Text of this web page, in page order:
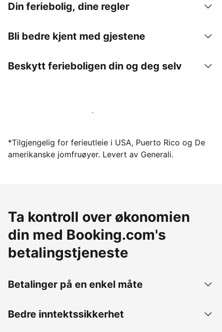
Din feriebolig, dine regler
Bli bedre kjent med gjestene
Beskytt ferieboligen din og deg selv
Lei ut ferieboligen din gjennom oss i dag
*Tilgjengelig for ferieutleie i USA, Puerto Rico og De
amerikanske jomfruøyer. Levert av Generali.
Ta kontroll over økonomien
din med Booking.com's
betalingstjeneste
Betalinger på en enkel måte
Bedre inntektssikkerhet